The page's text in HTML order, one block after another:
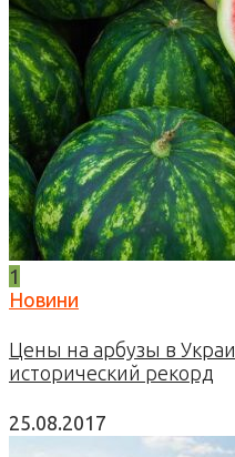
1
Новини
Цены на арбузы в
исторический рекорд
25.08.2017